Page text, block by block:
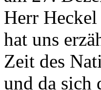
Herr
hat uns
Zeit des
und da sich